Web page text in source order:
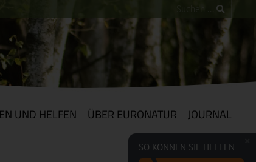
UND HELFEN ÜBER EURONATUR JOURNAL
SO KÖNNEN SIE HELFEN